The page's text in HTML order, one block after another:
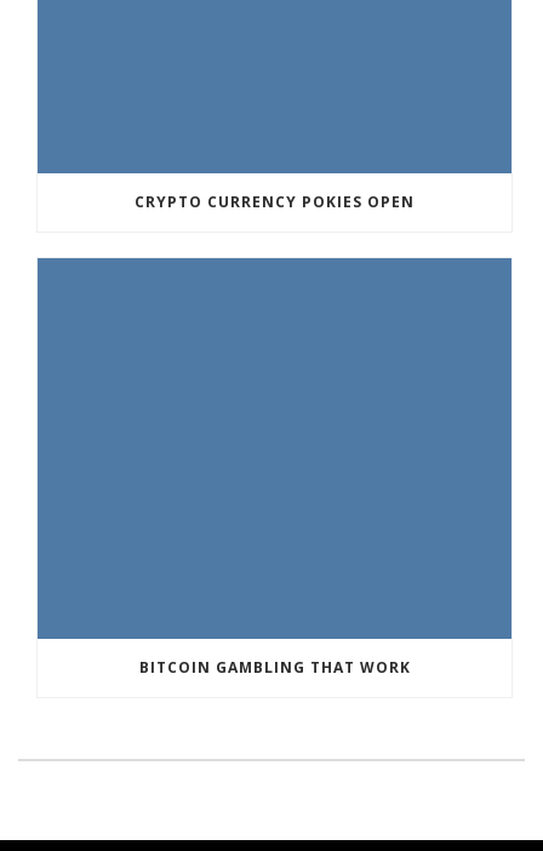
CRYPTO CURRENCY POKIES OPEN
BITCOIN GAMBLING THAT WORK